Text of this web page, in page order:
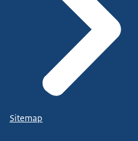
Sitemap